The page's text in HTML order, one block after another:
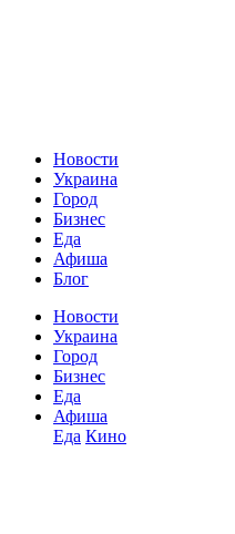
Новости
Украина
Город
Бизнес
Еда
Афиша
Блог
Новости
Украина
Город
Бизнес
Еда
Афиша
Еда Кино